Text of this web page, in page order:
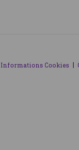
Informations Cookies